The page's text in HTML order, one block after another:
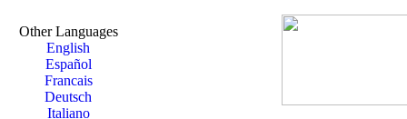
Other Languages
English
Español
Francais
Deutsch
Italiano